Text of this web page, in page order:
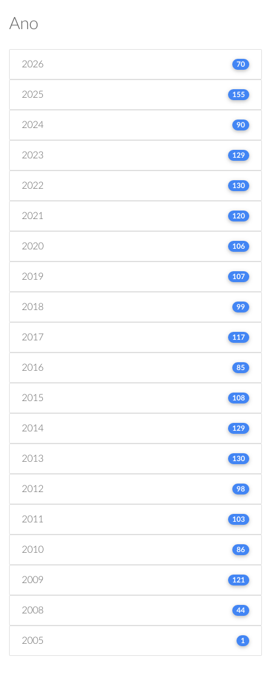
Ano
2026 70
2025 155
2024 90
2023 129
2022 130
2021 120
2020 106
2019 107
2018 99
2017 117
2016 85
2015 108
2014 129
2013 130
2012 98
2011 103
2010 86
2009 121
2008 44
2005 1